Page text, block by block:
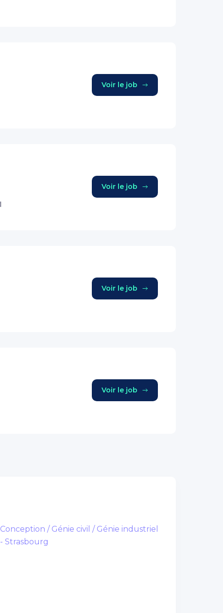
Voir le job
Voir le job
Voir le job
Voir le job
Conception / Génie civil / Génie industriel
- Strasbourg